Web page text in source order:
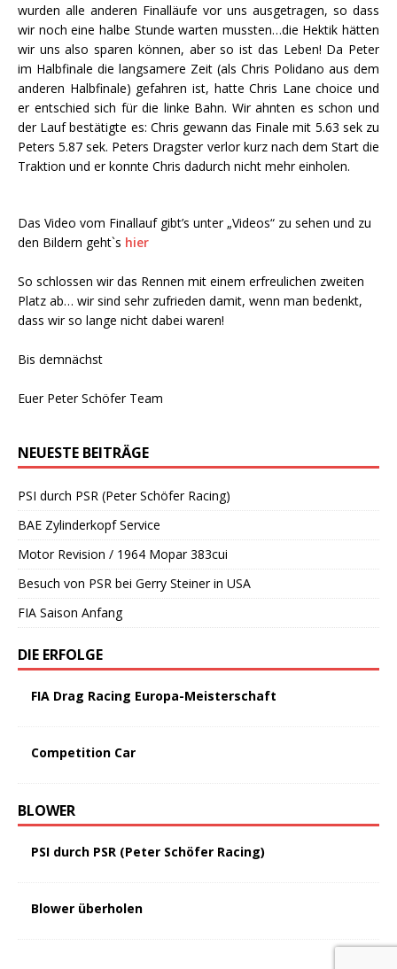
wurden alle anderen Finalläufe vor uns ausgetragen, so dass
wir noch eine halbe Stunde warten mussten…die Hektik hätten
wir uns also sparen können, aber so ist das Leben! Da Peter
im Halbfinale die langsamere Zeit (als Chris Polidano aus dem
anderen Halbfinale) gefahren ist, hatte Chris Lane choice und
er entschied sich für die linke Bahn. Wir ahnten es schon und
der Lauf bestätigte es: Chris gewann das Finale mit 5.63 sek zu
Peters 5.87 sek. Peters Dragster verlor kurz nach dem Start die
Traktion und er konnte Chris dadurch nicht mehr einholen.
Das Video vom Finallauf gibt’s unter „Videos“ zu sehen und zu
den Bildern geht`s hier
So schlossen wir das Rennen mit einem erfreulichen zweiten
Platz ab… wir sind sehr zufrieden damit, wenn man bedenkt,
dass wir so lange nicht dabei waren!
Bis demnächst
Euer Peter Schöfer Team
NEUESTE BEITRÄGE
PSI durch PSR (Peter Schöfer Racing)
BAE Zylinderkopf Service
Motor Revision / 1964 Mopar 383cui
Besuch von PSR bei Gerry Steiner in USA
FIA Saison Anfang
DIE ERFOLGE
FIA Drag Racing Europa-Meisterschaft
Competition Car
BLOWER
PSI durch PSR (Peter Schöfer Racing)
Blower überholen